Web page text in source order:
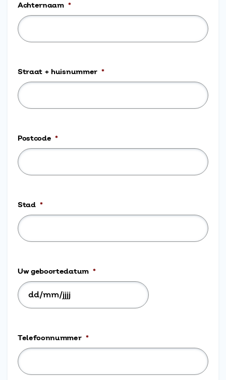
Achternaam *
Straat + huisnummer *
Postcode *
Stad *
Uw geboortedatum *
MM
slash
JJJJ
Telefoonnummer *